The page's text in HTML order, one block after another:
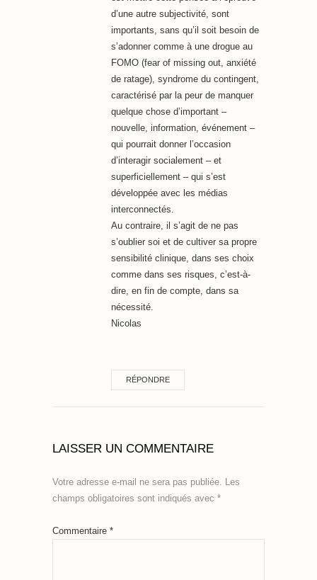
d’une autre subjectivité, sont
importants, sans qu’il soit besoin de
s’adonner comme à une drogue au
FOMO (fear of missing out, anxiété
de ratage), syndrome du contingent,
caractérisé par la peur de manquer
quelque chose d’important –
nouvelle, information, événement –
qui pourrait donner l’occasion
d’interagir socialement – et
superficiellement – qui s’est
développée avec les médias
interconnectés.
Au contraire, il s’agit de ne pas
s’oublier soi et de cultiver sa propre
sensibilité clinique, dans ses choix
comme dans ses risques, c’est-à-
dire, en fin de compte, dans sa
nécessité.
Nicolas
RÉPONDRE
LAISSER UN COMMENTAIRE
Votre adresse e-mail ne sera pas publiée. Les
champs obligatoires sont indiqués avec *
Commentaire *